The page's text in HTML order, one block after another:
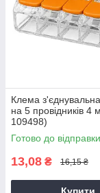
Клема
на 5 провідників 4
109498)
Готово до відправки
13,08 ₴ 16,15 ₴